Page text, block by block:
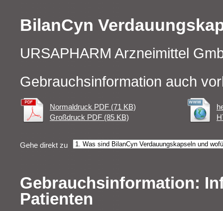
BilanCyn
URSAPHARM Arzneimittel
Gebrauchsinformation auch
Normaldruck PDF (71 KB)
Großdruck PDF (85 KB)
Gehe direkt zu
Gebrauchsinformation:
Patienten